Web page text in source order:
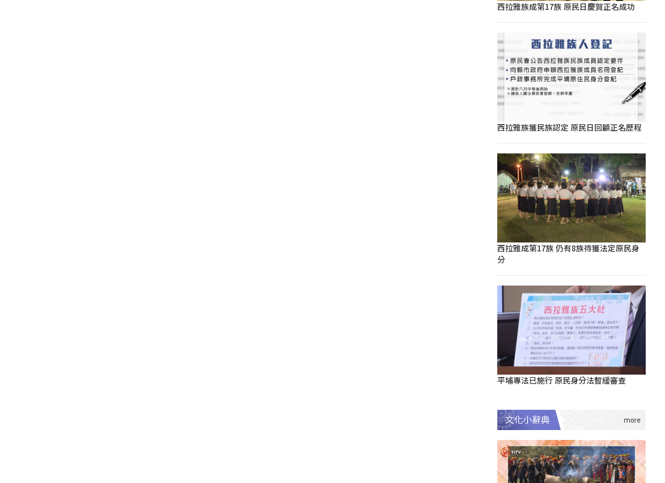
西拉雅族成第17族 原民日慶賀正名成功
西拉雅族獲民族認定 原民日回顧正名歷程
西拉雅成第17族 仍有8族待獲法定原民身
分
平埔專法已施行 原民身分法暫緩審查
文化小辭典